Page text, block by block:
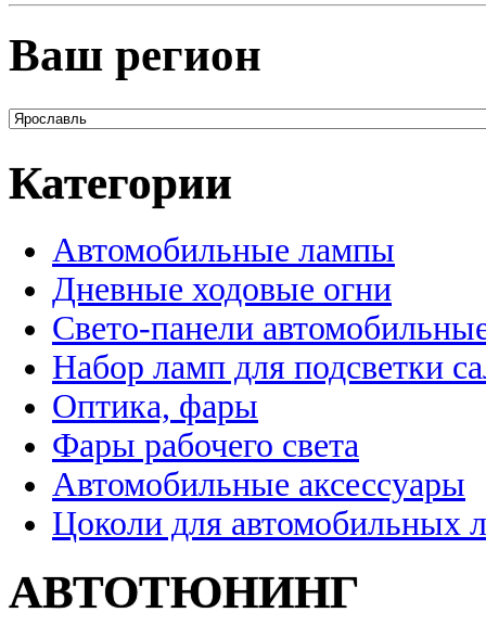
Ваш регион
Категории
Автомобильные лампы
Дневные ходовые огни
Свето-панели
Набор ламп для подсветки
Оптика, фары
Фары рабочего света
Автомобильные аксессуары
Цоколи для автомобильных
АВТОТЮНИНГ